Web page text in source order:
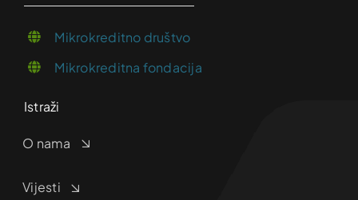
Mikrokreditno društvo
Mikrokreditna fondacija
Istraži
O nama
Vijesti